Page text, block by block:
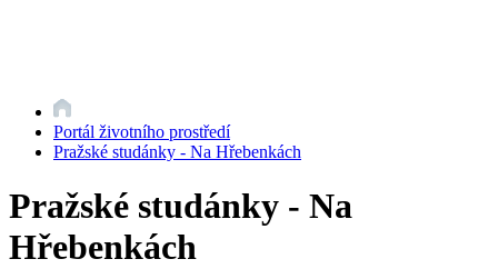
Portál životního prostředí
Pražské studánky - Na Hřebenkách
Pražské studánky - Na
Hřebenkách